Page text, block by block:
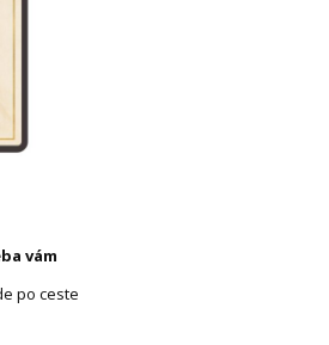
vám
po ceste